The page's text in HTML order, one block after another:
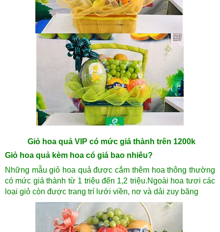
Giỏ hoa quả VIP có mức giá thành trên 1200k
Giỏ hoa quả kèm hoa có giá bao nhiêu?
Những mẫu giỏ hoa quả được cắm thêm hoa thông thường
có mức giá thành từ 1 triệu đến 1,2 triệu.Ngoài hoa tươi các
loại giỏ còn được trang trí lưới viền, nơ và dải zuy băng